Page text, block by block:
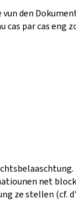
den
par cas eng
net
ze stellen (cf.